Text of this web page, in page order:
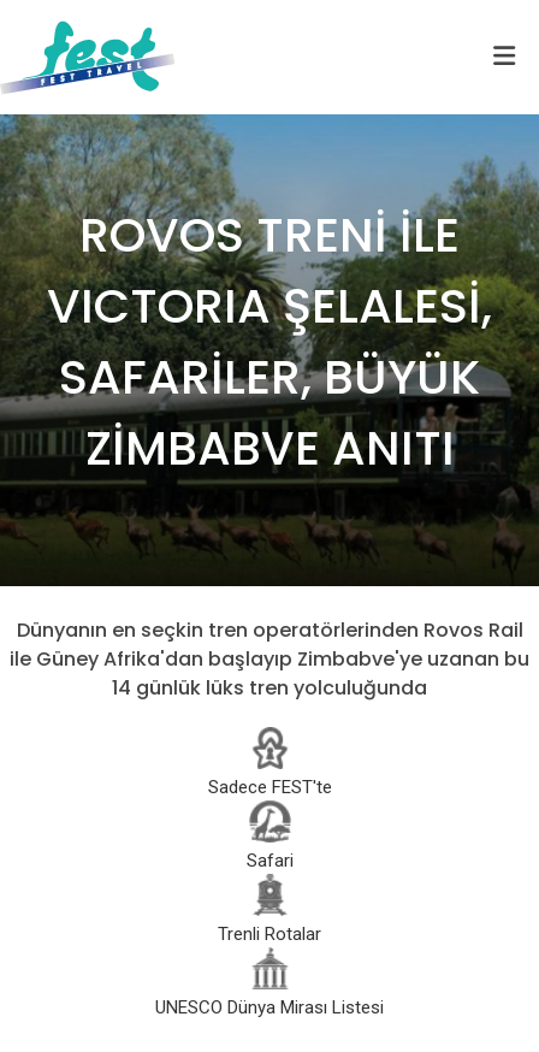
ROVOS TRENİ İLE
VICTORIA ŞELALESİ,
SAFARİLER, BÜYÜK
ZİMBABVE ANITI
Dünyanın en seçkin tren operatörlerinden Rovos Rail
ile Güney Afrika'dan başlayıp Zimbabve'ye uzanan bu
14 günlük lüks tren yolculuğunda
Sadece FEST'te
Safari
Trenli Rotalar
UNESCO Dünya Mirası Listesi